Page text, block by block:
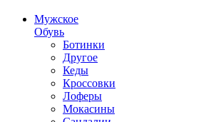
Мужское
Обувь
Ботинки
Другое
Кеды
Кроссовки
Лоферы
Мокасины